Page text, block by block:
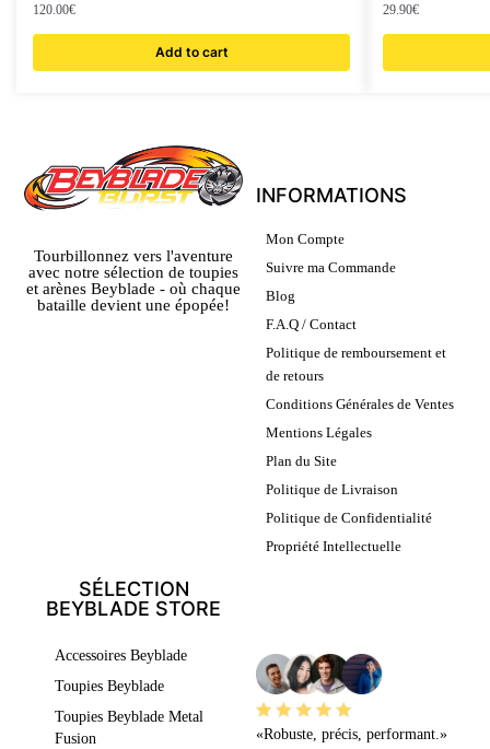
120.00€
Add to cart
29.90€
Tourbillonnez vers l'aventure
avec notre sélection de toupies
et arènes Beyblade - où chaque
bataille devient une épopée!
INFORMATIONS
Mon Compte
Suivre ma Commande
Blog
F.A.Q / Contact
Politique de remboursement et
de retours
Conditions Générales de Ventes
Mentions Légales
Plan du Site
Politique de Livraison
Politique de Confidentialité
Propriété Intellectuelle
SÉLECTION
BEYBLADE STORE
Accessoires Beyblade
Toupies Beyblade
Toupies Beyblade Metal
Fusion
«Robuste, précis, performant.»